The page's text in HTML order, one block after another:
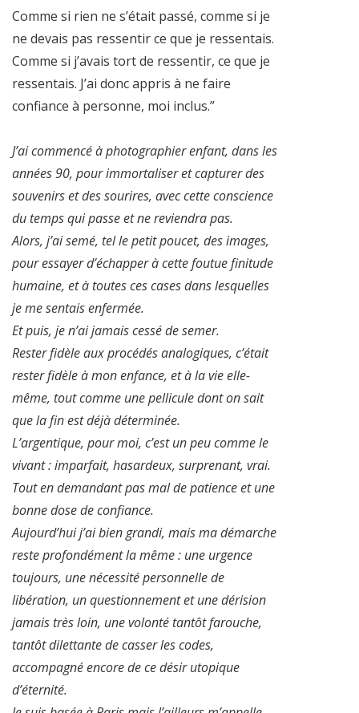
Comme si rien ne s’était passé, comme si je
ne devais pas ressentir ce que je ressentais.
Comme si j’avais tort de ressentir, ce que je
ressentais. J’ai donc appris à ne faire
confiance à personne, moi inclus.”
J’ai commencé à photographier enfant, dans les
années 90, pour immortaliser et capturer des
souvenirs et des sourires, avec cette conscience
du temps qui passe et ne reviendra pas.
Alors, j’ai semé, tel le petit poucet, des images,
pour essayer d’échapper à cette foutue finitude
humaine, et à toutes ces cases dans lesquelles
je me sentais enfermée.
Et puis, je n’ai jamais cessé de semer.
Rester fidèle aux procédés analogiques, c’était
rester fidèle à mon enfance, et à la vie elle-
même, tout comme une pellicule dont on sait
que la fin est déjà déterminée.
L’argentique, pour moi, c’est un peu comme le
vivant : imparfait, hasardeux, surprenant, vrai.
Tout en demandant pas mal de patience et une
bonne dose de confiance.
Aujourd’hui j’ai bien grandi, mais ma démarche
reste profondément la même : une urgence
toujours, une nécessité personnelle de
libération, un questionnement et une dérision
jamais très loin, une volonté tantôt farouche,
tantôt dilettante de casser les codes,
accompagné encore de ce désir utopique
d’éternité.